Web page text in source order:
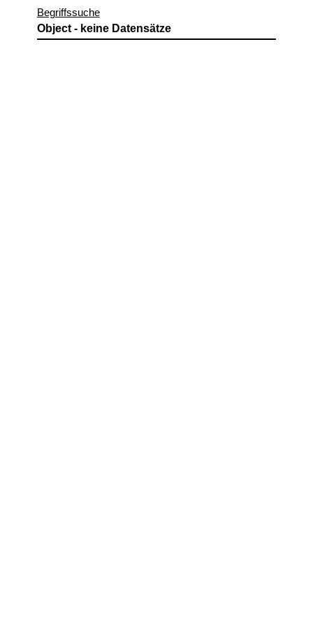
Begriffssuche
Object - keine Datensätze